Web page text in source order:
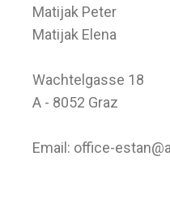
Matijak Peter
Matijak Elena
Wachtelgasse 18
A - 8052 Graz
Email: office-